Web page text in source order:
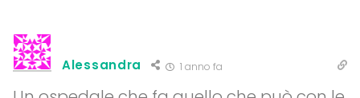
Alessandra 1 anno fa